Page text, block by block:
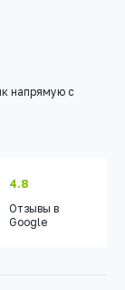
напрямую с
4.8
Отзывы в
Google